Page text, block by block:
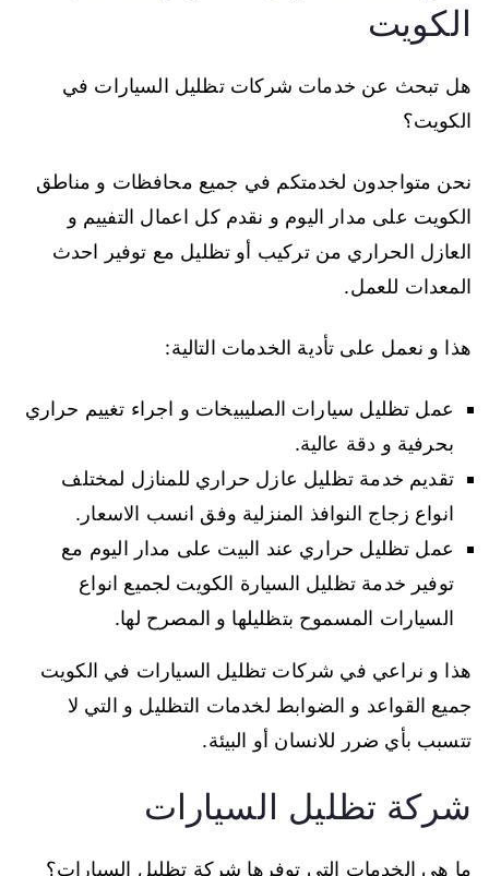
الكويت
هل تبحث عن خدمات شركات تظليل السيارات في
الكويت؟
نحن متواجدون لخدمتكم في جميع محافظات و مناطق
الكويت على مدار اليوم و نقدم كل اعمال التفييم و
العازل الحراري من تركيب أو تظليل مع توفير احدث
المعدات للعمل.
هذا و نعمل على تأدية الخدمات التالية:
عمل تظليل سيارات الصليبيخات و اجراء تغييم حراري
بحرفية و دقة عالية.
تقديم خدمة تظليل عازل حراري للمنازل لمختلف
انواع زجاج النوافذ المنزلية وفق انسب الاسعار.
عمل تظليل حراري عند البيت على مدار اليوم مع
توفير خدمة تظليل السيارة الكويت لجميع انواع
السيارات المسموح بتظليلها و المصرح لها.
هذا و نراعي في شركات تظليل السيارات في الكويت
جميع القواعد و الضوابط لخدمات التظليل و التي لا
تتسبب بأي ضرر للانسان أو البيئة.
شركة تظليل السيارات
ما هي الخدمات التي توفرها شركة تظليل السيارات؟